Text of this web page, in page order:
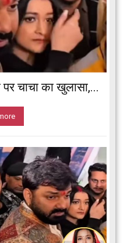
पर चाचा का खुलासा,...